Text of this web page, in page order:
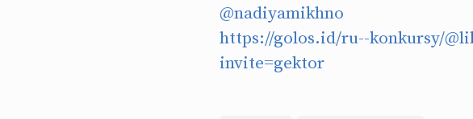
@nadiyamikhno
https://golos.id/ru--konkursy/
invite=gektor